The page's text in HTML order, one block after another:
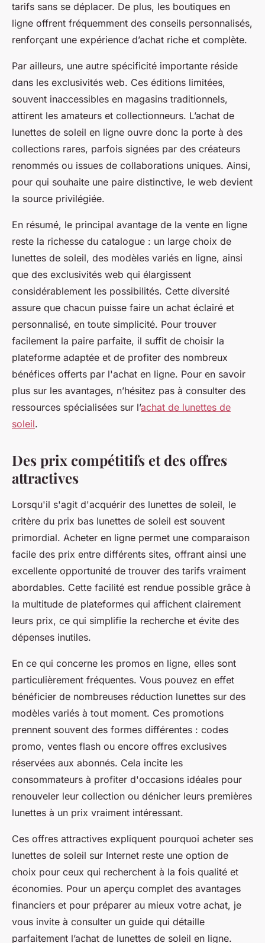
tarifs sans se déplacer. De plus, les boutiques en
ligne offrent fréquemment des conseils personnalisés,
renforçant une expérience d’achat riche et complète.
Par ailleurs, une autre spécificité importante réside
dans les exclusivités web. Ces éditions limitées,
souvent inaccessibles en magasins traditionnels,
attirent les amateurs et collectionneurs. L’achat de
lunettes de soleil en ligne ouvre donc la porte à des
collections rares, parfois signées par des créateurs
renommés ou issues de collaborations uniques. Ainsi,
pour qui souhaite une paire distinctive, le web devient
la source privilégiée.
En résumé, le principal avantage de la vente en ligne
reste la richesse du catalogue : un large choix de
lunettes de soleil, des modèles variés en ligne, ainsi
que des exclusivités web qui élargissent
considérablement les possibilités. Cette diversité
assure que chacun puisse faire un achat éclairé et
personnalisé, en toute simplicité. Pour trouver
facilement la paire parfaite, il suffit de choisir la
plateforme adaptée et de profiter des nombreux
bénéfices offerts par l'achat en ligne. Pour en savoir
plus sur les avantages, n’hésitez pas à consulter des
ressources spécialisées sur l’achat de lunettes de
soleil.
Des prix compétitifs et des offres
attractives
Lorsqu'il s'agit d'acquérir des lunettes de soleil, le
critère du prix bas lunettes de soleil est souvent
primordial. Acheter en ligne permet une comparaison
facile des prix entre différents sites, offrant ainsi une
excellente opportunité de trouver des tarifs vraiment
abordables. Cette facilité est rendue possible grâce à
la multitude de plateformes qui affichent clairement
leurs prix, ce qui simplifie la recherche et évite des
dépenses inutiles.
En ce qui concerne les promos en ligne, elles sont
particulièrement fréquentes. Vous pouvez en effet
bénéficier de nombreuses réduction lunettes sur des
modèles variés à tout moment. Ces promotions
prennent souvent des formes différentes : codes
promo, ventes flash ou encore offres exclusives
réservées aux abonnés. Cela incite les
consommateurs à profiter d'occasions idéales pour
renouveler leur collection ou dénicher leurs premières
lunettes à un prix vraiment intéressant.
Ces offres attractives expliquent pourquoi acheter ses
lunettes de soleil sur Internet reste une option de
choix pour ceux qui recherchent à la fois qualité et
économies. Pour un aperçu complet des avantages
financiers et pour préparer au mieux votre achat, je
vous invite à consulter un guide qui détaille
parfaitement l’achat de lunettes de soleil en ligne.